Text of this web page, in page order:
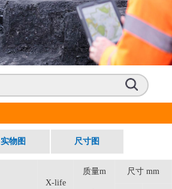
实物图 尺寸图
X-life
质量m 尺寸 mm